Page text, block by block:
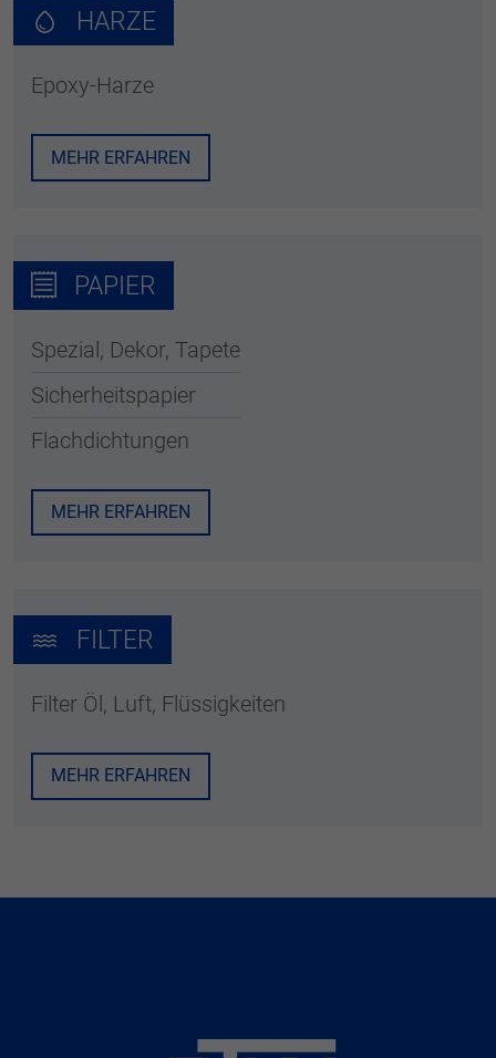
HARZE
Epoxy-Harze
MEHR ERFAHREN
PAPIER
Spezial, Dekor, Tapete
Sicherheitspapier
Flachdichtungen
MEHR ERFAHREN
FILTER
Filter Öl, Luft, Flüssigkeiten
MEHR ERFAHREN